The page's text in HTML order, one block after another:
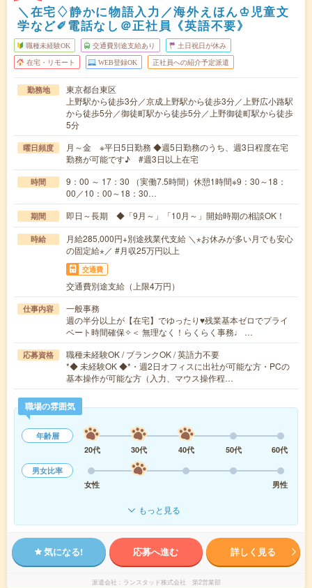
＼在宅♢静かに物語入力／海外えほん♔児童文
学など✐電話なし＠正社員《英語不要》
職種未経験OK 交通費別途支給あり 土日祝日が休み
在宅・リモート WEB登録OK 正社員への紹介予定派遣
勤務地
東京都台東区
上野駅から徒歩3分／京成上野駅から徒歩3分／上野広小路駅
から徒歩5分／御徒町駅から徒歩5分／上野御徒町駅から徒歩
5分
曜日頻度
月～金 ※平日5日勤務 ◆週5日勤務のうち、週3日程度在宅
勤務が可能です♪ #週3日以上在宅
時間
9：00 ～ 17：30 （実働7.5時間）休憩1時間※9：30～18：
00／10：00～18：30…
期間 即日～長期 ◆「9月～」「10月～」開始時期の相談OK！
時給
月給285,000円+別途残業代支給 ＼⋆お休みが多い月でも安心
の固定給⋆／ #月収25万円以上
交通費
交通費別途支給（上限4万円）
仕事内容
一般事務
週の半分以上が【在宅】でゆったり♥残業基本ゼロでプライ
ベート時間確保✧＜ 無理なく！らくらく事務♩ …
応募資格
職種未経験OK / ブランクOK / 英語力不要
*◆ 未経験OK ◆*・週2日オフィスに出社が可能な方・PCの
基本操作が可能な方（入力、マウス操作程…
職場の雰囲気
年齢層
20代
30代 40代 50代
60代
男女比率
女性
男性
もっと見る
気になる! 応募へ進む 詳しく見る
派遣会社 ランスタッド株式会社 第2営業部